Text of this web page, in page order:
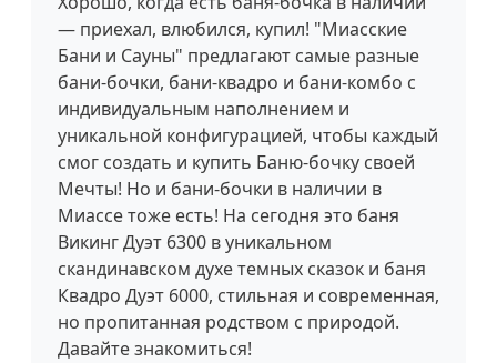
— приехал, влюбился, купил! "Миасские
Бани и Сауны" предлагают самые разные
бани-бочки, бани-квадро и бани-комбо с
индивидуальным наполнением и
уникальной конфигурацией, чтобы каждый
смог создать и купить Баню-бочку своей
Мечты! Но и бани-бочки в наличии в
Миассе тоже есть! На сегодня это баня
Викинг Дуэт 6300 в уникальном
скандинавском духе темных сказок и баня
Квадро Дуэт 6000, стильная и современная,
но пропитанная родством с природой.
Давайте знакомиться!